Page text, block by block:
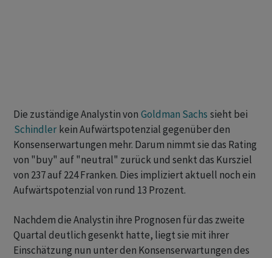
Die zuständige Analystin von Goldman Sachs sieht bei
Schindler kein Aufwärtspotenzial gegenüber den
Konsenserwartungen mehr. Darum nimmt sie das Rating
von "buy" auf "neutral" zurück und senkt das Kursziel
von 237 auf 224 Franken. Dies impliziert aktuell noch ein
Aufwärtspotenzial von rund 13 Prozent.
Nachdem die Analystin ihre Prognosen für das zweite
Quartal deutlich gesenkt hatte, liegt sie mit ihrer
Einschätzung nun unter den Konsenserwartungen des